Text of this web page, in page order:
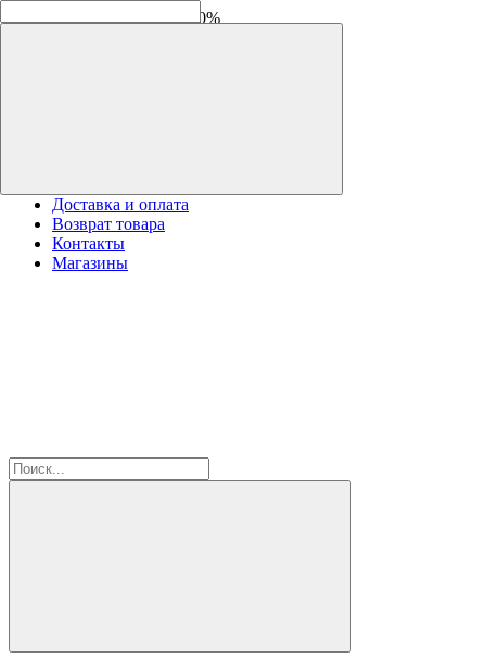
Скидки на новинки до -30%
Доставка и оплата
Возврат товара
Контакты
Магазины